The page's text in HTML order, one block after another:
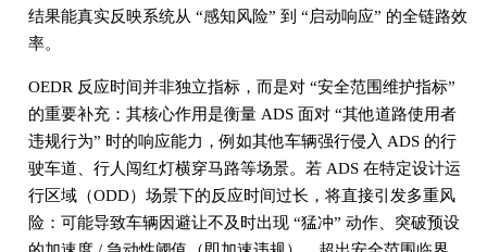
结果能真实反映系统从 “感知风险” 到 “启动响应” 的全链路效
率。
OEDR 反应时间并非独立指标，而是对 “安全范围维护指标”
的重要补充：其核心作用是衡量 ADS 面对 “其他道路使用者
违规行为” 时的响应能力，例如其他车辆强行侵入 ADS 的行
驶车道、行人闯红灯横穿马路等场景。若 ADS 在特定设计运
行区域（ODD）场景下的反应时间过长，将直接引发多重风
险：可能导致车辆因避让不及时出现 “猛冲” 动作、突破预设